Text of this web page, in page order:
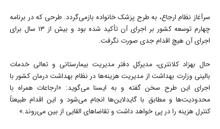
سرآغاز نظام ارجاع، به طرح پزشک خانواده بازمی‌گردد. طرحی که در برنامه
چهارم توسعه کشور بر اجرای آن تأکید شده بود و بیش از ۱۳ سال برای
اجرای آن هیچ اقدام جدی صورت نگرفت.
حال بهزاد کلانتری، مدیرکل دفتر مدیریت بیمارستانی و تعالی خدمات
بالینی وزارت بهداشت از مدیریت هزینه‌ها در نظام بهداشت درمان کشور با
اجرای این طرح سخن گفته و به ایسنا می‌گوید: «ارجاعات همراه با
محدودیت‌ها و مطابق با گایدلاین‌ها انجام می‌شود و این اقدام طبیعتاً
کنترل هزینه را در پی خواهد داشت و تقاضاهای القایی از بین می‌روند.»